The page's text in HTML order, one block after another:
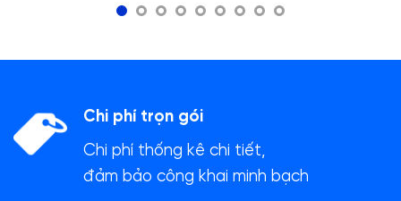
Chi phí trọn gói
Chi phí thống kê chi tiết,
đảm bảo công khai minh bạch